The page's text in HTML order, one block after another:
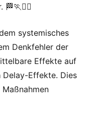
systemisches
Denkfehler der
Effekte auf
Effekte. Dies